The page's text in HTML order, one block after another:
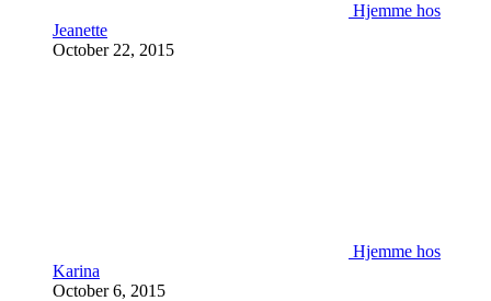
Hjemme hos
Jeanette
October 22, 2015
Hjemme hos
Karina
October 6, 2015